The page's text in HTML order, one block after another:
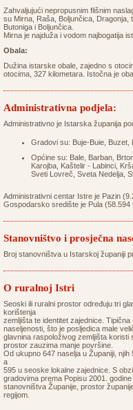
Zahvaljujući nepropusnim flišnim
su Mirna, Raša, Boljunčica,
Butoniga i Boljunčica.
Mirna je najduža i vodom najbogatija
Obala:
Dužina istarske obale, zajedno s
otocima, 327 kilometara. Istočna je
Administrativna podjela:
Administrativno je Istarska županija
Gradovi su: Buje-Buie, Buzet,
Općine su: Bale, Barban,
Karojba, Kaštelir - Labinci,
Sveti Lovreč, Sveta Nedelja,
Administrativni centar Istre je Pazin
Gospodarsko središte je Pula (58.594
Stanovništvo i prosječna
Broj stanovništva u Istarskoj županiji
O ruralnoj Istri
Seoski ili ruralni prostor određuju tri
korištenja
zemljišta te identitet zajednice.
naseljenosti, što je posljedica male
glavnina raspoloživog zemljišta
prostor zauzima manje površine.
Od ukupno 647 naselja u Županiji,
a
595 u seoske lokalne zajednice. S
gradovima prema Popisu 2001.
stanovništva Županije, prostor
regijom.